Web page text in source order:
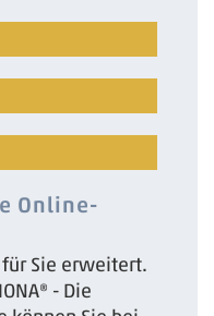
Online-
Sie erweitert.
- Die